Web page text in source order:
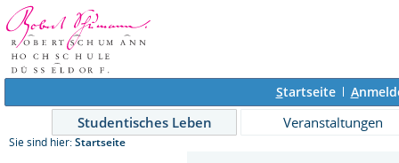
Startseite A
Studentisches Leben Veranstaltungen
Sie sind hier: Startseite